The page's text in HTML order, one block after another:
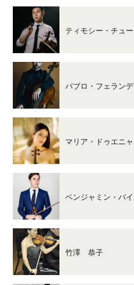
ティモシー・チュー
パブロ・フェラン
マリア・ドゥエニ
ベンジャミン・バ
竹澤 恭子